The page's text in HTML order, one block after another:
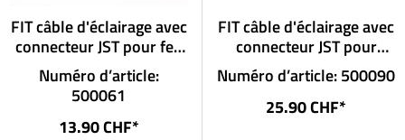
FIT câble d'éclairage avec
connecteur JST pour feu
arrière sans connecteur
Numéro d’article:
500061
13.90 CHF*
FIT câble d'éclairage avec
connecteur JST pour
projecteurs avec
connecteur
Numéro d’article: 500090
25.90 CHF*